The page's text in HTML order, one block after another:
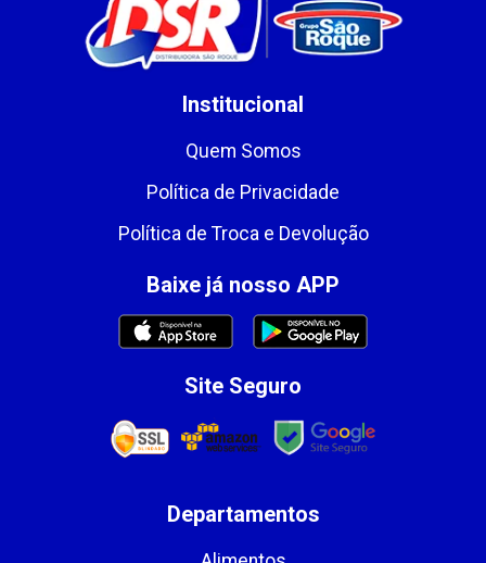
Institucional
Quem Somos
Política de Privacidade
Política de Troca e Devolução
Baixe já nosso APP
Site Seguro
Departamentos